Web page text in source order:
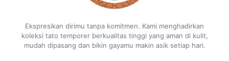
Ekspresikan dirimu tanpa komitmen. Kami menghadirkan
koleksi tato temporer berkualitas tinggi yang aman di kulit,
mudah dipasang dan bikin gayamu makin asik setiap hari.